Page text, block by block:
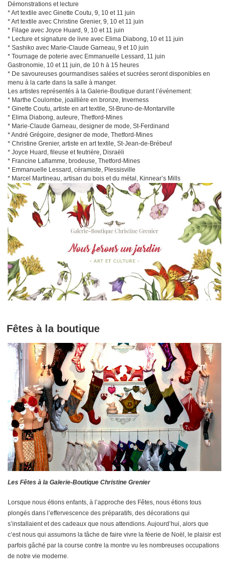
Démonstrations et lecture
* Art textile avec Ginette Coutu, 9, 10 et 11 juin
* Art textile avec Christine Grenier, 9, 10 et 11 juin
* Filage avec Joyce Huard, 9, 10 et 11 juin
* Lecture et signature de livre avec Elima Diabong, 10 et 11 juin
* Sashiko avec Marie-Claude Garneau, 9 et 10 juin
* Tournage de poterie avec Emmanuelle Lessard, 11 juin
Gastronomie, 10 et 11 juin, de 10 h à 15 heures
* De savoureuses gourmandises salées et sucrées seront disponibles en
menu à la carte dans la salle à manger.
Les artistes représentés à la Galerie-Boutique durant l’événement:
* Marthe Coulombe, joaillière en bronze, Inverness
* Ginette Coutu, artiste en art textile, St-Bruno-de-Montarville
* Elima Diabong, auteure, Thetford-Mines
* Marie-Claude Garneau, designer de mode, St-Ferdinand
* André Grégoire, designer de mode, Thetford-Mines
* Christine Grenier, artiste en art textile, St-Jean-de-Brébeuf
* Joyce Huard, fileuse et feutrière, Disraëli
* Francine Laflamme, brodeuse, Thetford-Mines
* Emmanuelle Lessard, céramiste, Plessisville
* Marcel Martineau, artisan du bois et du métal, Kinnear’s Mills
Fêtes à la boutique
Les Fêtes à la Galerie-Boutique Christine Grenier
Lorsque nous étions enfants, à l’approche des Fêtes, nous étions tous
plongés dans l’effervescence des préparatifs, des décorations qui
s’installaient et des cadeaux que nous attendions. Aujourd’hui, alors que
c’est nous qui assumons la tâche de faire vivre la féerie de Noël, le plaisir est
parfois gâché par la course contre la montre vu les nombreuses occupations
de notre vie moderne.